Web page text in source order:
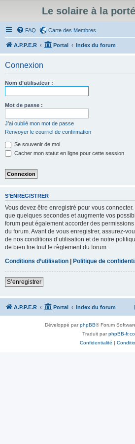
Le solaire à la
FAQ Carte des Membres
A.P.P.E.R Portal Index du forum
Connexion
Nom d’utilisateur :
Mot de passe :
J’ai oublié mon mot de passe
Renvoyer le courriel de confirmation
Se souvenir de moi
Cacher mon statut en ligne pour cette session
S’ENREGISTRER
Vous devez être enregistré pour vous
que quelques secondes et augmente vos
forum peut également accorder des
du forum. Avant de vous enregistrer, assurez-
de nos conditions d’utilisation et de notre
de bien lire tout le règlement du forum.
Conditions d’utilisation | Politique de
S’enregistrer
A.P.P.E.R Portal Index du forum
Développé parphpBB® Forum
Traduit parphpBB-
Confidentialité |